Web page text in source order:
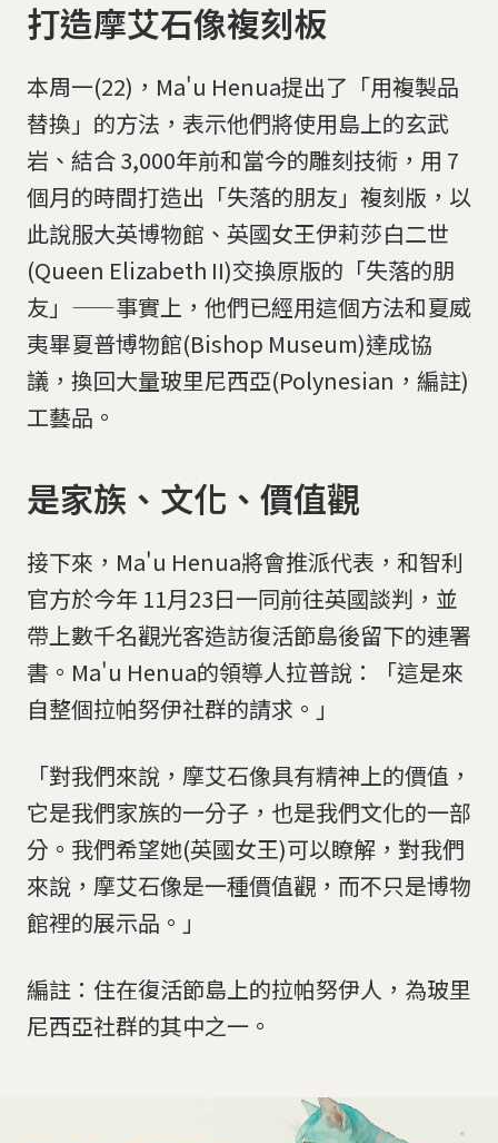
打造摩艾石像複刻板
本周一(22)，Ma'u Henua提出了「用複製品
替換」的方法，表示他們將使用島上的玄武
岩、結合 3,000年前和當今的雕刻技術，用 7
個月的時間打造出「失落的朋友」複刻版，以
此說服大英博物館、英國女王伊莉莎白二世
(Queen Elizabeth II)交換原版的「失落的朋
友」——事實上，他們已經用這個方法和夏威
夷畢夏普博物館(Bishop Museum)達成協
議，換回大量玻里尼西亞(Polynesian，編註)
工藝品。
是家族、文化、價值觀
接下來，Ma'u Henua將會推派代表，和智利
官方於今年 11月23日一同前往英國談判，並
帶上數千名觀光客造訪復活節島後留下的連署
書。Ma'u Henua的領導人拉普說：「這是來
自整個拉帕努伊社群的請求。」
「對我們來說，摩艾石像具有精神上的價值，
它是我們家族的一分子，也是我們文化的一部
分。我們希望她(英國女王)可以瞭解，對我們
來說，摩艾石像是一種價值觀，而不只是博物
館裡的展示品。」
編註：住在復活節島上的拉帕努伊人，為玻里
尼西亞社群的其中之一。